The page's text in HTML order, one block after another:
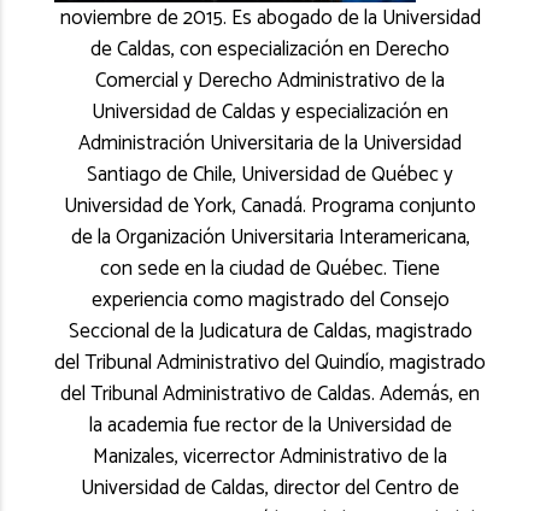
noviembre de 2015. Es abogado de la Universidad
de Caldas, con especialización en Derecho
Comercial y Derecho Administrativo de la
Universidad de Caldas y especialización en
Administración Universitaria de la Universidad
Santiago de Chile, Universidad de Québec y
Universidad de York, Canadá. Programa conjunto
de la Organización Universitaria Interamericana,
con sede en la ciudad de Québec. Tiene
experiencia como magistrado del Consejo
Seccional de la Judicatura de Caldas, magistrado
del Tribunal Administrativo del Quindío, magistrado
del Tribunal Administrativo de Caldas. Además, en
la academia fue rector de la Universidad de
Manizales, vicerrector Administrativo de la
Universidad de Caldas, director del Centro de